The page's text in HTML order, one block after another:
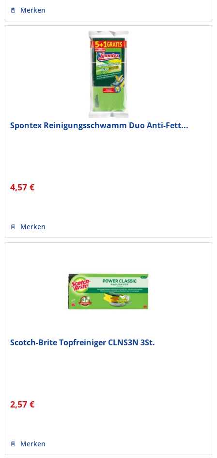
Merken
Spontex Reinigungsschwamm Duo Anti-Fett...
4,57 €
Merken
Scotch-Brite Topfreiniger CLNS3N 3St.
2,57 €
Merken